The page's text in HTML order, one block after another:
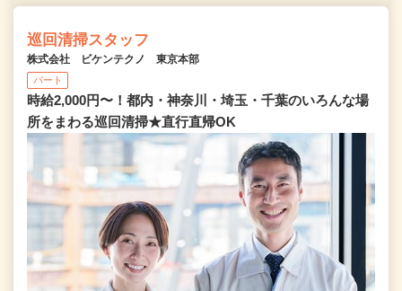
巡回清掃スタッフ
株式会社 ビケンテクノ 東京本部
パート
時給2,000円〜！都内・神奈川・埼玉・千葉のいろんな場
所をまわる巡回清掃★直行直帰OK